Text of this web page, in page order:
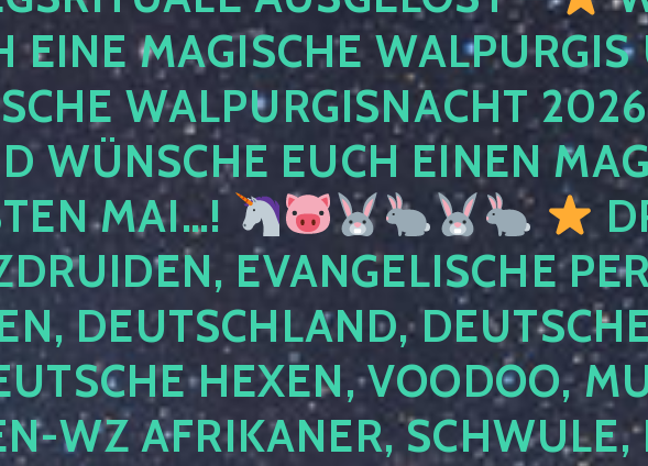
EINE MAGISCHE
WALPURGISNACHT
WÜNSCHE EUCH EINEN
MAI…!
EVANGELISCHE
DEUTSCHLAND,
HEXEN, VOODOO,
WZ AFRIKANER, SCHWULE,